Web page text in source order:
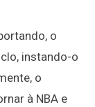
o
instando-o
o
à NBA e